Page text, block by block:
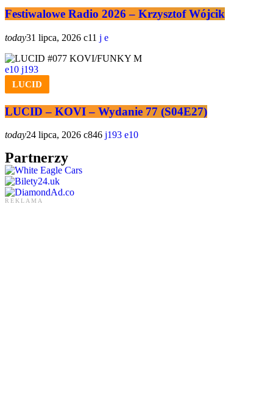
Festiwalowe Radio 2026 – Krzysztof Wójcik
today31 lipca, 2026 11
10 193
LUCID
LUCID – KOVI – Wydanie 77 (S04E27)
today24 lipca, 2026 846 193 10
Partnerzy